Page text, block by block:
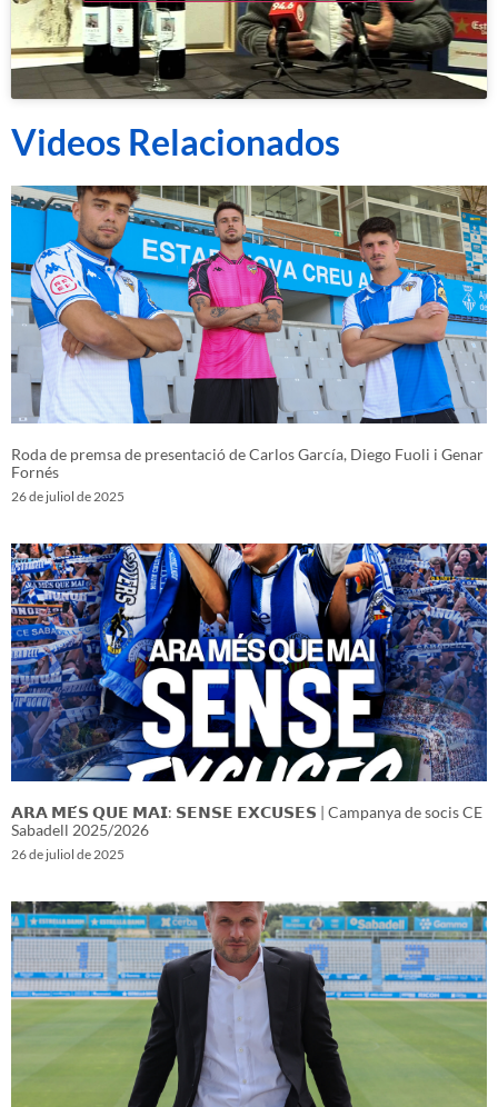
Videos Relacionados
Roda de premsa de presentació de Carlos García, Diego Fuoli i Genar
Fornés
26 de juliol de 2025
𝗔𝗥𝗔 𝗠𝗘́𝗦 𝗤𝗨𝗘 𝗠𝗔𝗜: 𝗦𝗘𝗡𝗦𝗘 𝗘𝗫𝗖𝗨𝗦𝗘𝗦 | Campanya de socis CE
Sabadell 2025/2026
26 de juliol de 2025